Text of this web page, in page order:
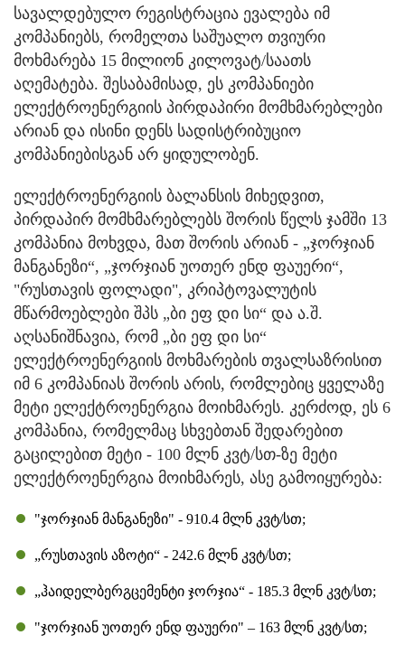
სავალდებულო რეგისტრაცია ევალება იმ
კომპანიებს, რომელთა საშუალო თვიური
მოხმარება 15 მილიონ კილოვატ/საათს
აღემატება. შესაბამისად, ეს კომპანიები
ელექტროენერგიის პირდაპირი მომხმარებლები
არიან და ისინი დენს სადისტრიბუციო
კომპანიებისგან არ ყიდულობენ.
ელექტროენერგიის ბალანსის მიხედვით,
პირდაპირ მომხმარებლებს შორის წელს ჯამში 13
კომპანია მოხვდა, მათ შორის არიან - „ჯორჯიან
მანგანეზი“, „ჯორჯიან უოთერ ენდ ფაუერი“,
"რუსთავის ფოლადი", კრიპტოვალუტის
მწარმოებლები შპს „ბი ეფ დი სი“ და ა.შ.
აღსანიშნავია, რომ „ბი ეფ დი სი“
ელექტროენერგიის მოხმარების თვალსაზრისით
იმ 6 კომპანიას შორის არის, რომლებიც ყველაზე
მეტი ელექტროენერგია მოიხმარეს. კერძოდ, ეს 6
კომპანია, რომელმაც სხვებთან შედარებით
გაცილებით მეტი - 100 მლნ კვტ/სთ-ზე მეტი
ელექტროენერგია მოიხმარეს, ასე გამოიყურება:
"ჯორჯიან მანგანეზი" - 910.4 მლნ კვტ/სთ;
„რუსთავის აზოტი“ - 242.6 მლნ კვტ/სთ;
„ჰაიდელბერგცემენტი ჯორჯია“ - 185.3 მლნ კვტ/სთ;
"ჯორჯიან უოთერ ენდ ფაუერი" – 163 მლნ კვტ/სთ;